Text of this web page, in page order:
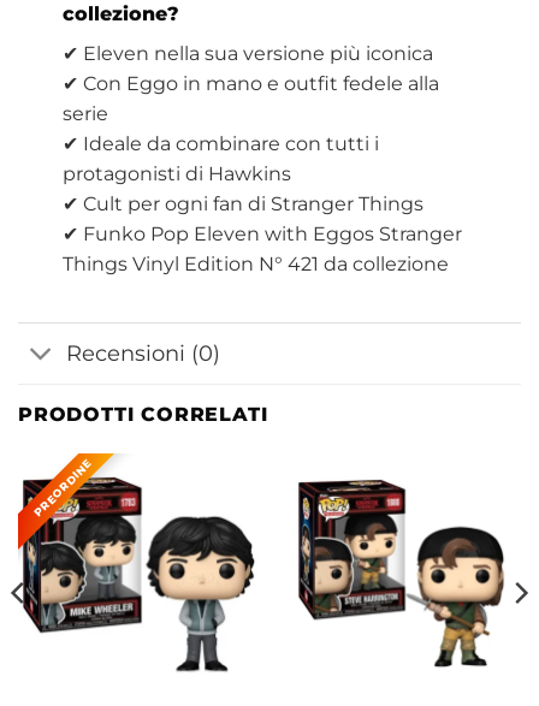
collezione?
✔ Eleven nella sua versione più iconica
✔ Con Eggo in mano e outfit fedele alla
serie
✔ Ideale da combinare con tutti i
protagonisti di Hawkins
✔ Cult per ogni fan di Stranger Things
✔ Funko Pop Eleven with Eggos Stranger
Things Vinyl Edition N° 421 da collezione
Recensioni (0)
PRODOTTI CORRELATI